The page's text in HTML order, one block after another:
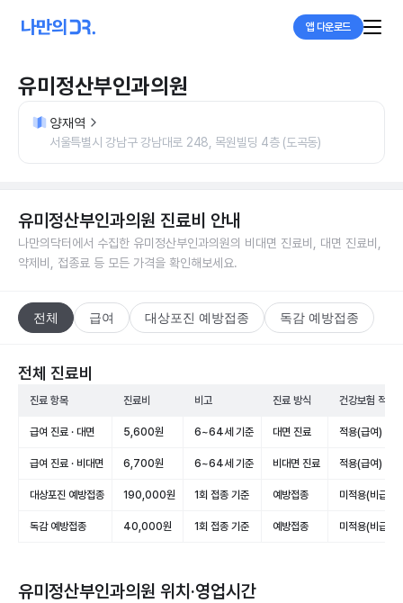
앱 다운로드
유미정산부인과의원
양재역
서울특별시 강남구 강남대로 248, 목원빌딩 4층 (도곡동)
유미정산부인과의원 진료비 안내
나만의닥터에서 수집한 유미정산부인과의원의 비대면 진료비, 대면 진료비,
약제비, 접종료 등 모든 가격을 확인해보세요.
전체 급여 대상포진 예방접종 독감 예방접종
전체 진료비
진료 항목 진료비 비고 진료 방식 건강보험 적용
급여 진료 · 대면 5,600원 6~64세 기준 대면 진료 적용(급여)
급여 진료 · 비대면 6,700원 6~64세 기준 비대면 진료 적용(급여)
대상포진 예방접종 190,000원 1회 접종 기준 예방접종 미적용(비급여)
독감 예방접종 40,000원 1회 접종 기준 예방접종 미적용(비급여)
유미정산부인과의원 위치·영업시간